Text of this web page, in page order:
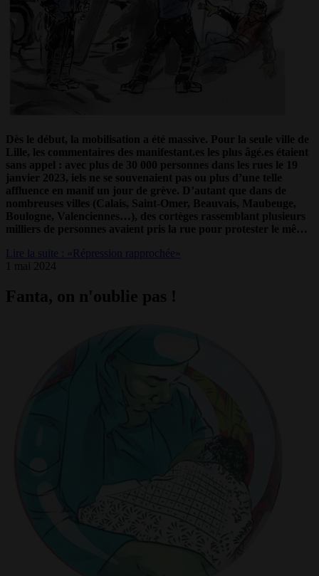
Dès le début, la mobilisation a été massive. Pour la seule ville de
Lille, les commentaires des manifestant.es les plus âgé.es étaient
sans appel : avec plus de 30 000 personnes dans les rues le 19
janvier 2023, iels ne se souvenaient pas ou plus d’une telle
affluence en manif un jour de grève. D’autant que dans de
nombreuses villes (Calais, Saint-Omer, Beauvais, Maubeuge,
Boulogne, Valenciennes…), des cortèges rassemblant plusieurs
milliers de personnes avaient pris la rue pour protester le mê…
Lire la suite : «Répression rapprochée»
1 mai 2024
Fanta, on n'oublie pas !